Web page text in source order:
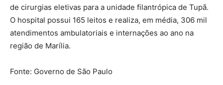
de cirurgias eletivas para a unidade filantrópica de Tupã.
O hospital possui 165 leitos e realiza, em média, 306 mil
atendimentos ambulatoriais e internações ao ano na
região de Marília.
Fonte: Governo de São Paulo